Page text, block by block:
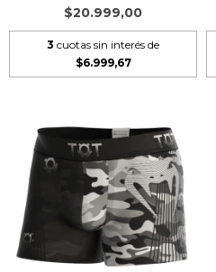
$20.999,00
3 cuotas sin interés de
$6.999,67